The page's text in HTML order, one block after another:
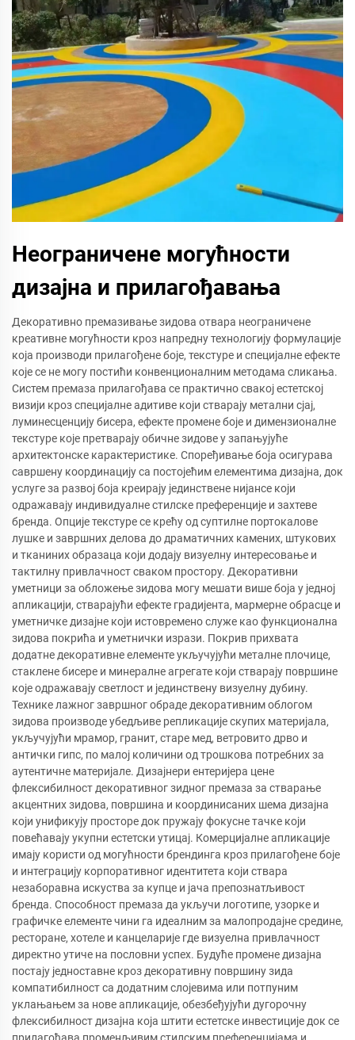
Неограничене могућности
дизајна и прилагођавања
Декоративно премазивање зидова отвара неограничене
креативне могућности кроз напредну технологију формулације
која производи прилагођене боје, текстуре и специјалне ефекте
које се не могу постићи конвенционалним методама сликања.
Систем премаза прилагођава се практично свакој естетској
визији кроз специјалне адитиве који стварају метални сјај,
луминесценцију бисера, ефекте промене боје и димензионалне
текстуре које претварају обичне зидове у запањујуће
архитектонске карактеристике. Споређивање боја осигурава
савршену координацију са постојећим елементима дизајна, док
услуге за развој боја креирају јединствене нијансе који
одражавају индивидуалне стилске преференције и захтеве
бренда. Опције текстуре се крећу од суптилне портокалове
лушке и завршних делова до драматичних камених, штукових
и тканиних образаца који додају визуелну интересовање и
тактилну привлачност сваком простору. Декоративни
уметници за обложење зидова могу мешати више боја у једној
апликацији, стварајући ефекте градијента, мармерне обрасце и
уметничке дизајне који истовремено служе као функционална
зидова покрића и уметнички изрази. Покрив прихвата
додатне декоративне елементе укључујући металне плочице,
стаклене бисере и минералне агрегате који стварају површине
које одражавају светлост и јединствену визуелну дубину.
Технике лажног завршног обраде декоративним облогом
зидова производе убедљиве репликације скупих материјала,
укључујући мрамор, гранит, старе мед, ветровито дрво и
антички гипс, по малој количини од трошкова потребних за
аутентичне материјале. Дизајнери ентеријера цене
флексибилност декоративног зидног премаза за стварање
акцентних зидова, површина и координисаних шема дизајна
који унификују просторе док пружају фокусне тачке који
повећавају укупни естетски утицај. Комерцијалне апликације
имају користи од могућности брендинга кроз прилагођене боје
и интеграцију корпоративног идентитета који ствара
незаборавна искуства за купце и јача препознатљивост
бренда. Способност премаза да укључи логотипе, узорке и
графичке елементе чини га идеалним за малопродајне средине,
ресторане, хотеле и канцеларије где визуелна привлачност
директно утиче на пословни успех. Будуће промене дизајна
постају једноставне кроз декоративну површину зида
компатибилност са додатним слојевима или потпуним
уклањањем за нове апликације, обезбеђујући дугорочну
флексибилност дизајна која штити естетске инвестиције док се
прилагођава променљивим стилским преференцијама и